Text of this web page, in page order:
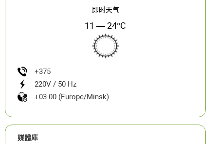
即时天气
11 — 24°C
+375
220V / 50 Hz
+03:00 (Europe/Minsk)
媒體庫